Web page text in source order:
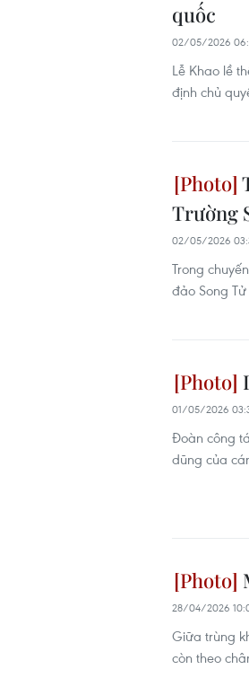
quốc
02/05/2026
Lễ Khao lề
định chủ
Trường
02/05/2026
Trong
đảo Song
01/05/2026
Đoàn công
dũng của
28/04/2026
Giữa trùng
còn theo